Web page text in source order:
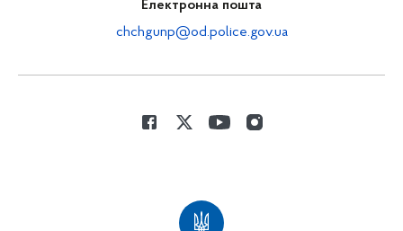
Електронна пошта
chchgunp@od.police.gov.ua